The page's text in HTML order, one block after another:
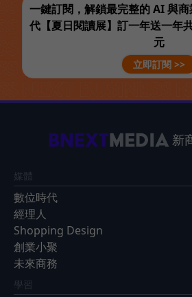
一鍵訂閱，解鎖最完整的 AI 與
代【夏日閱讀展】訂一年送一年
元
立即訂閱 >>
新
媒體
數位時代
經理人
Shopping Design
創業小聚
未來商務
學習